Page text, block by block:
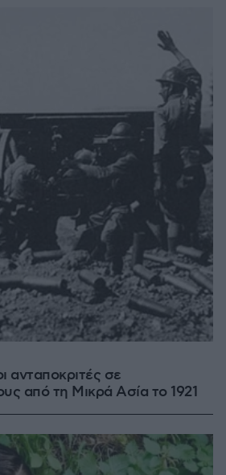
ανταποκριτές σε
από τη Μικρά Ασία το 1921